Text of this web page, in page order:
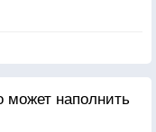
наполнить